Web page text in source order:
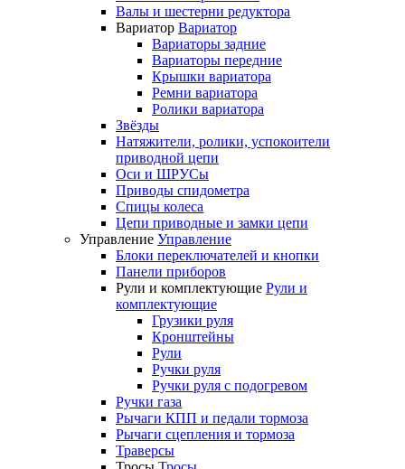
Валы и шестерни редуктора
Вариатор Вариатор
Вариаторы задние
Вариаторы передние
Крышки вариатора
Ремни вариатора
Ролики вариатора
Звёзды
Натяжители, ролики, успокоители
приводной цепи
Оси и ШРУСы
Приводы спидометра
Спицы колеса
Цепи приводные и замки цепи
Управление Управление
Блоки переключателей и кнопки
Панели приборов
Рули и комплектующие Рули и
комплектующие
Грузики руля
Кронштейны
Рули
Ручки руля
Ручки руля с подогревом
Ручки газа
Рычаги КПП и педали тормоза
Рычаги сцепления и тормоза
Траверсы